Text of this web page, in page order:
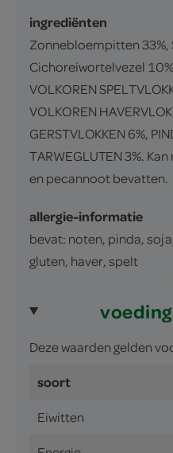
ingrediënten
Zonnebloempitten 33%,
Cichoreiwortelvezel
VOLKOREN
VOLKOREN
GERSTVLOKKEN 6%,
TARWEGLUTEN 3%.
en pecannoot bevatten.
allergie-informatie
bevat: noten, pinda,
gluten, haver, spelt
Deze waarden gelden
soort
Eiwitten